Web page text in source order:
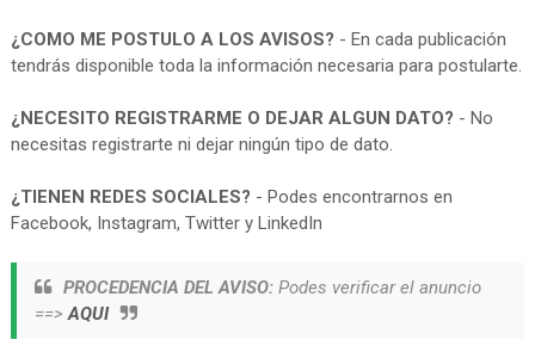
¿COMO ME POSTULO A LOS AVISOS? - En cada publicación
tendrás disponible toda la información necesaria para postularte.
¿NECESITO REGISTRARME O DEJAR ALGUN DATO? - No
necesitas registrarte ni dejar ningún tipo de dato.
¿TIENEN REDES SOCIALES? - Podes encontrarnos en
Facebook, Instagram, Twitter y LinkedIn
PROCEDENCIA DEL AVISO:Podes verificar el anuncio
==>AQUI